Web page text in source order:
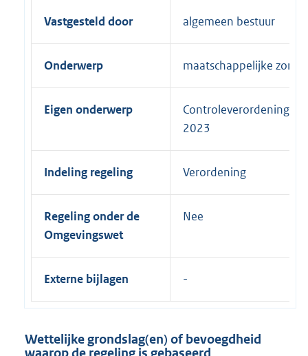
Vastgesteld door algemeen bestuur
Onderwerp maatschappelijke zorg
Eigen onderwerp
Controleverordening
2023
Indeling regeling Verordening
Regeling onder de
Omgevingswet
Nee
Externe bijlagen
Wettelijke grondslag(en) of bevoegdheid